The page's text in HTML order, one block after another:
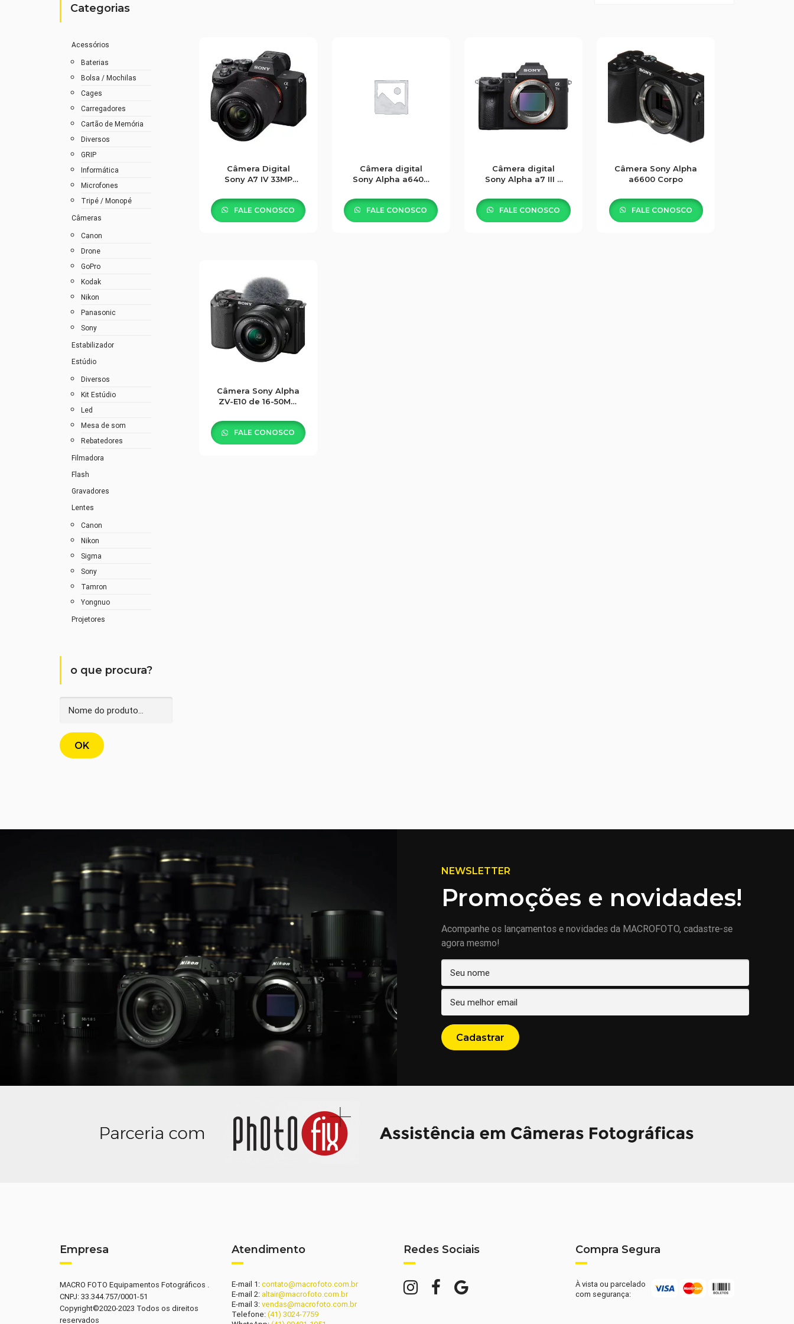
Categorias
Acessórios
Baterias
Bolsa / Mochilas
Cages
Carregadores
Cartão de Memória
Diversos
GRIP
Informática
Microfones
Tripé / Monopé
Câmeras
Canon
Drone
GoPro
Kodak
Nikon
Panasonic
Sony
Estabilizador
Estúdio
Diversos
Kit Estúdio
Led
Mesa de som
Rebatedores
Filmadora
Flash
Gravadores
Lentes
Canon
Nikon
Sigma
Sony
Tamron
Yongnuo
Projetores
o que procura?
Câmera Digital
Sony A7 IV 33MP
70MM OSS
FALE CONOSCO
Câmera digital
Sony Alpha a6400
FALE CONOSCO
Câmera digital
Sony Alpha a7 III –
FALE CONOSCO
Câmera Sony Alpha
a6600 Corpo
FALE CONOSCO
Câmera Sony Alpha
ZV-E10 de 16-50MM
FALE CONOSCO
NEWSLETTER
Promoções e novidades!
Acompanhe os lançamentos e novidades da MACROFOTO, cadastre-se
agora mesmo!
Empresa
MACRO FOTO Equipamentos Fotográficos .
CNPJ: 33.344.757/0001-51
Copyright©2020-2023 Todos os direitos
reservados
Atendimento
E-mail 1:contato@macrofoto.com.br
E-mail 2: altair@macrofoto.com.br
E-mail 3:vendas@macrofoto.com.br
Telefone:(41) 3024-7759
Redes Sociais Compra Segura
À vista ou parcelado
com segurança: